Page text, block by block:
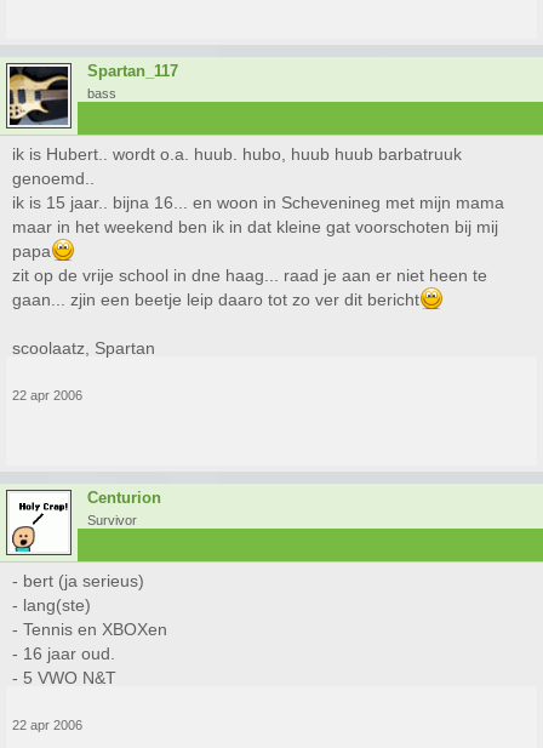
Spartan_117
bass
ik is Hubert.. wordt o.a. huub. hubo, huub huub barbatruuk
genoemd..
ik is 15 jaar.. bijna 16... en woon in Schevenineg met mijn mama
maar in het weekend ben ik in dat kleine gat voorschoten bij mij
papa
zit op de vrije school in dne haag... raad je aan er niet heen te
gaan... zjin een beetje leip daaro tot zo ver dit bericht
scoolaatz, Spartan
22 apr 2006
Centurion
Survivor
- bert (ja serieus)
- lang(ste)
- Tennis en XBOXen
- 16 jaar oud.
- 5 VWO N&T
22 apr 2006